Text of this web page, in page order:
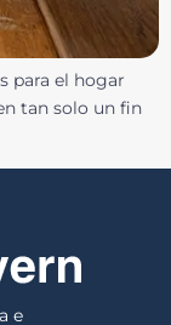
para el hogar
tan solo un fin
e